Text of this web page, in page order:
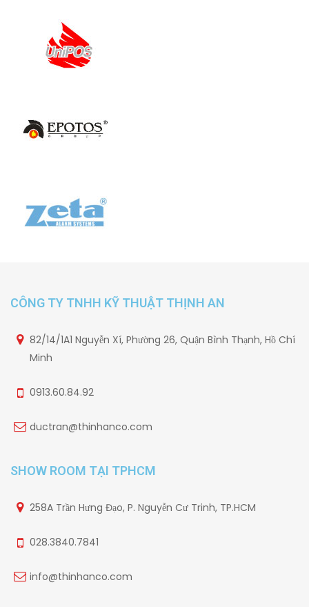
CÔNG TY TNHH KỸ THUẬT THỊNH AN
82/14/1A1 Nguyễn Xí, Phường 26, Quận Bình Thạnh, Hồ Chí
Minh
0913.60.84.92
ductran@thinhanco.com
SHOW ROOM TẠI TPHCM
258A Trần Hưng Đạo, P. Nguyễn Cư Trinh, TP.HCM
028.3840.7841
info@thinhanco.com